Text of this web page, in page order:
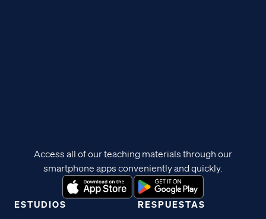
ESTUDIOS RESPUESTAS
Access all of our teaching materials through our
smartphone apps conveniently and quickly.